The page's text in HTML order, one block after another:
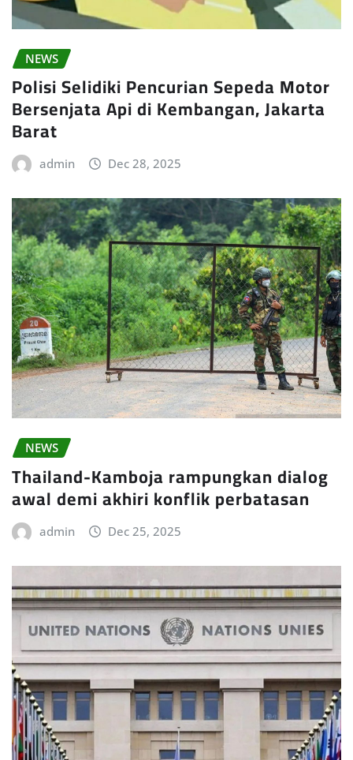
NEWS
Polisi Selidiki Pencurian Sepeda Motor
Bersenjata Api di Kembangan, Jakarta
Barat
admin Dec 28, 2025
NEWS
Thailand-Kamboja rampungkan dialog
awal demi akhiri konflik perbatasan
admin Dec 25, 2025